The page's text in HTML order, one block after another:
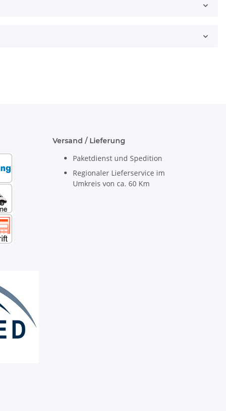
Versand / Lieferung
Paketdienst und Spedition
Regionaler Lieferservice im
Umkreis von ca. 60 Km